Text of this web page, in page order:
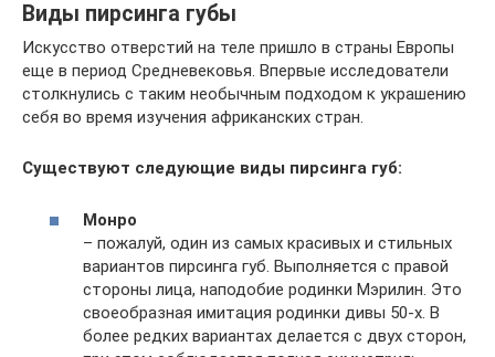
Виды пирсинга губы
Искусство отверстий на теле пришло в страны Европы
еще в период Средневековья. Впервые исследователи
столкнулись с таким необычным подходом к украшению
себя во время изучения африканских стран.
Существуют следующие виды пирсинга губ:
Монро
– пожалуй, один из самых красивых и стильных
вариантов пирсинга губ. Выполняется с правой
стороны лица, наподобие родинки Мэрилин. Это
своеобразная имитация родинки дивы 50-х. В
более редких вариантах делается с двух сторон,